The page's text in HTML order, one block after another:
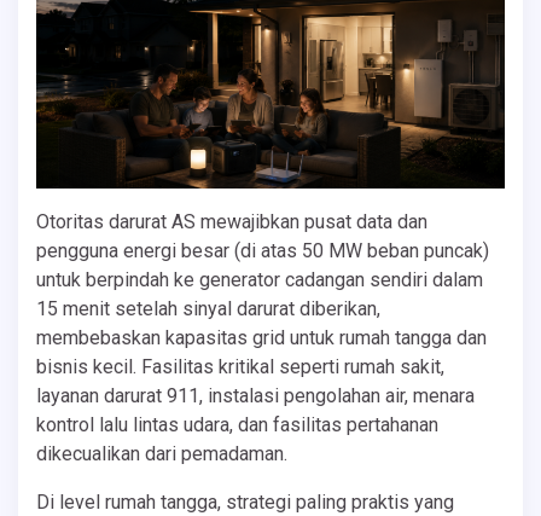
Otoritas darurat AS mewajibkan pusat data dan
pengguna energi besar (di atas 50 MW beban puncak)
untuk berpindah ke generator cadangan sendiri dalam
15 menit setelah sinyal darurat diberikan,
membebaskan kapasitas grid untuk rumah tangga dan
bisnis kecil. Fasilitas kritikal seperti rumah sakit,
layanan darurat 911, instalasi pengolahan air, menara
kontrol lalu lintas udara, dan fasilitas pertahanan
dikecualikan dari pemadaman.
Di level rumah tangga, strategi paling praktis yang